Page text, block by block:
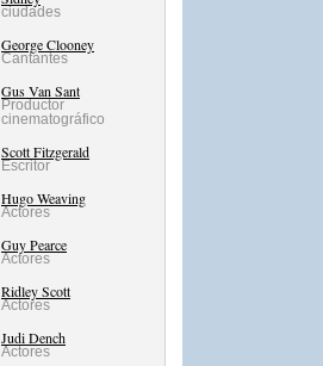
ciudades
George Clooney
Cantantes
Gus Van Sant
Productor
cinematográfico
Scott Fitzgerald
Escritor
Hugo Weaving
Actores
Guy Pearce
Actores
Ridley Scott
Actores
Judi Dench
Actores